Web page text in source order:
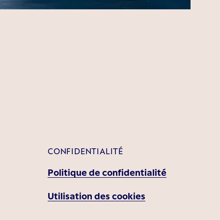
CONFIDENTIALITÉ
Politique de confidentialité
Utilisation des cookies